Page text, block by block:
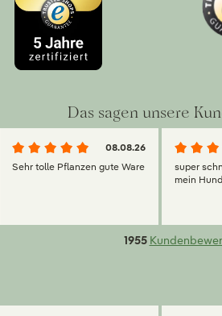
Das sagen unsere
08.08.26
Sehr tolle Pflanzen gute Ware
super
mein
1955